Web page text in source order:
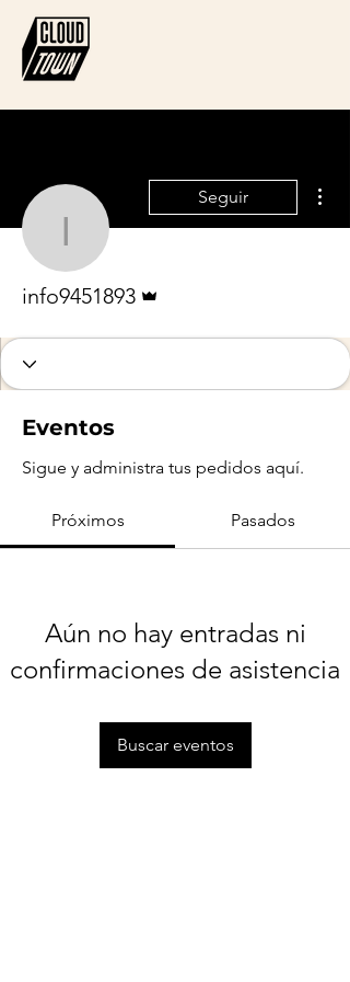
info9451893
Seguir
info9451893
Eventos
Sigue y administra tus pedidos aquí.
Próximos Pasados
Aún no hay entradas ni
confirmaciones de asistencia
Buscar eventos